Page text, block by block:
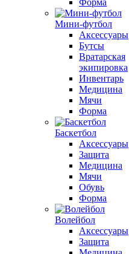
Форма
Мини-футбол
Аксессуары
Бутсы
Вратарская
экипировка
Инвентарь
Медицина
Мячи
Форма
Баскетбол
Аксессуары
Защита
Медицина
Мячи
Обувь
Форма
Волейбол
Аксессуары
Защита